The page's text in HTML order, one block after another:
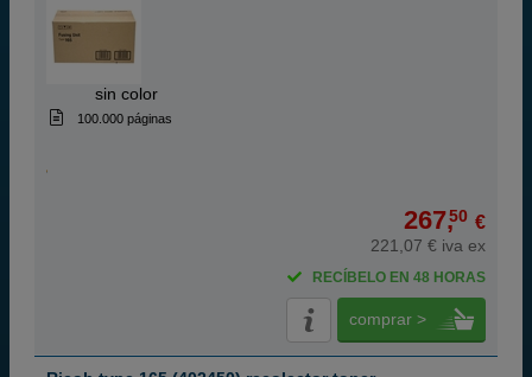
sin color
100.000 páginas
267,50 €
221,07 € iva ex
RECÍBELO EN 48 HORAS
comprar >